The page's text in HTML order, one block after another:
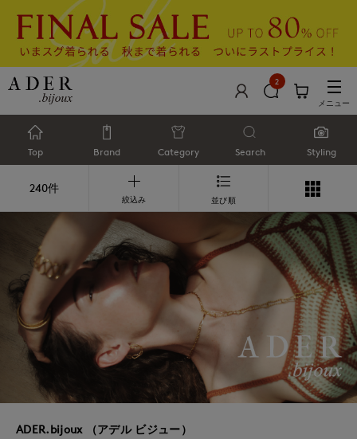
2
メニュー
Top Brand Category Search Styling
240件
絞込み 並び順
ADER.bijoux （アデル ビジュー）